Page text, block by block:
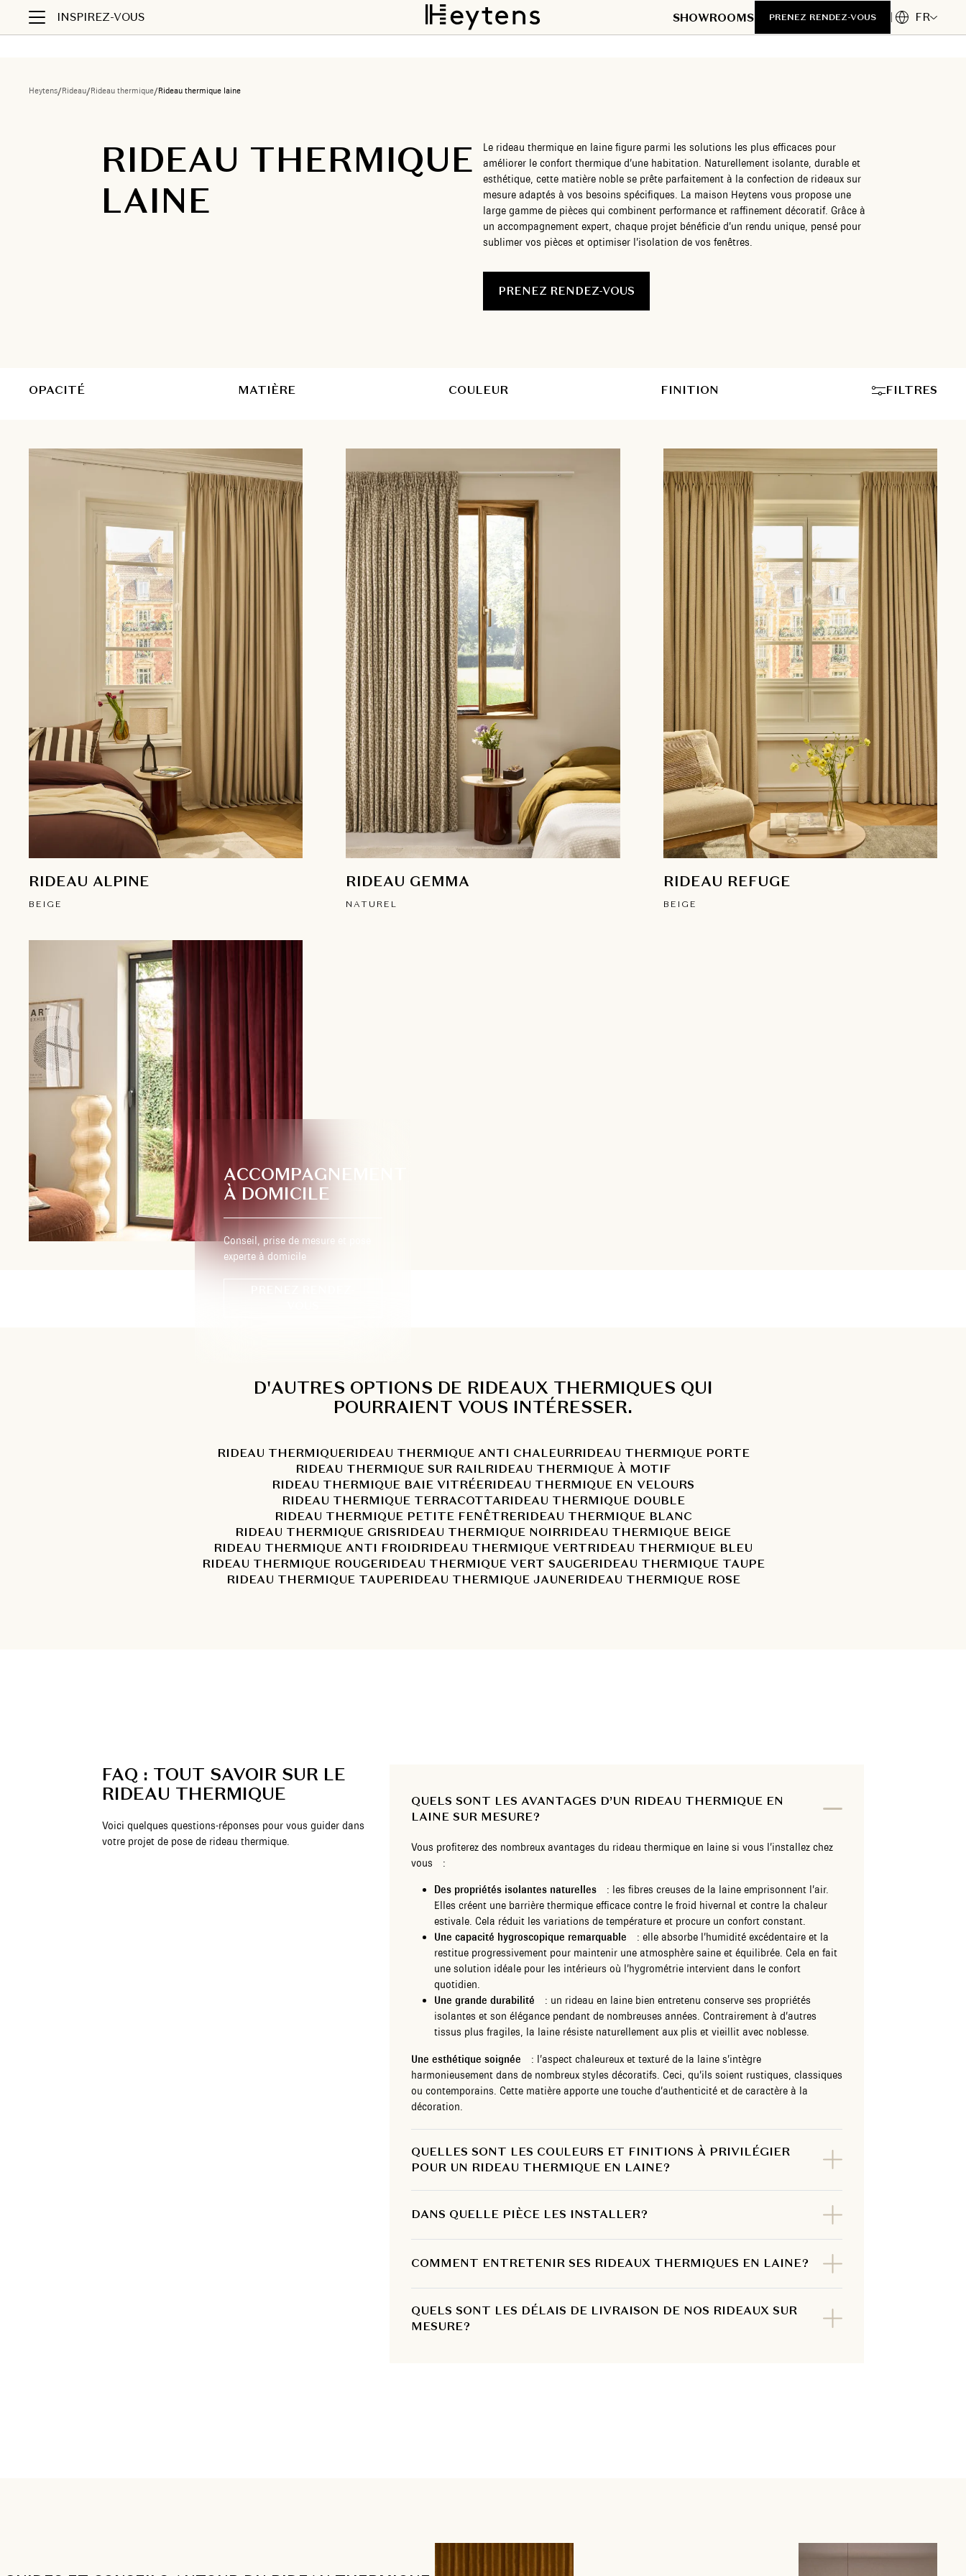
INSPIREZ-VOUS SHOWROOMS PRENEZ RENDEZ-VOUS FR
Heytens/Rideau/Rideau thermique/Rideau thermique laine
RIDEAU THERMIQUE
LAINE
Le rideau thermique en laine figure parmi les solutions les plus efficaces pour
améliorer le confort thermique d’une habitation. Naturellement isolante, durable et
esthétique, cette matière noble se prête parfaitement à la confection de rideaux sur
mesure adaptés à vos besoins spécifiques. La maison Heytens vous propose une
large gamme de pièces qui combinent performance et raffinement décoratif. Grâce à
un accompagnement expert, chaque projet bénéficie d’un rendu unique, pensé pour
sublimer vos pièces et optimiser l’isolation de vos fenêtres.
PRENEZ RENDEZ-VOUS
OPACITÉ MATIÈRE COULEUR FINITION FILTRES
RIDEAU ALPINE
BEIGE
RIDEAU GEMMA
NATUREL
RIDEAU REFUGE
BEIGE
ACCOMPAGNEMENT
À DOMICILE
Conseil, prise de mesure et pose
experte à domicile
D'AUTRES OPTIONS DE RIDEAUX THERMIQUES QUI
POURRAIENT VOUS INTÉRESSER.
RIDEAU THERMIQUERIDEAU THERMIQUE ANTI CHALEURRIDEAU THERMIQUE PORTE
RIDEAU THERMIQUE SUR RAILRIDEAU THERMIQUE À MOTIF
RIDEAU THERMIQUE BAIE VITRÉERIDEAU THERMIQUE EN VELOURS
RIDEAU THERMIQUE TERRACOTTARIDEAU THERMIQUE DOUBLE
RIDEAU THERMIQUE PETITE FENÊTRERIDEAU THERMIQUE BLANC
RIDEAU THERMIQUE GRISRIDEAU THERMIQUE NOIRRIDEAU THERMIQUE BEIGE
RIDEAU THERMIQUE ANTI FROIDRIDEAU THERMIQUE VERTRIDEAU THERMIQUE BLEU
RIDEAU THERMIQUE ROUGERIDEAU THERMIQUE VERT SAUGERIDEAU THERMIQUE TAUPE
RIDEAU THERMIQUE TAUPERIDEAU THERMIQUE JAUNERIDEAU THERMIQUE ROSE
FAQ : TOUT SAVOIR SUR LE
RIDEAU THERMIQUE
Voici quelques questions-réponses pour vous guider dans
votre projet de pose de rideau thermique.
QUELS SONT LES AVANTAGES D’UN RIDEAU THERMIQUE EN
LAINE SUR MESURE ?
Vous profiterez des nombreux avantages du rideau thermique en laine si vous l’installez chez
vous :
Des propriétés isolantes naturelles : les fibres creuses de la laine emprisonnent l’air.
Elles créent une barrière thermique efficace contre le froid hivernal et contre la chaleur
estivale. Cela réduit les variations de température et procure un confort constant.
Une capacité hygroscopique remarquable : elle absorbe l’humidité excédentaire et la
restitue progressivement pour maintenir une atmosphère saine et équilibrée. Cela en fait
une solution idéale pour les intérieurs où l’hygrométrie intervient dans le confort
quotidien.
Une grande durabilité : un rideau en laine bien entretenu conserve ses propriétés
isolantes et son élégance pendant de nombreuses années. Contrairement à d’autres
tissus plus fragiles, la laine résiste naturellement aux plis et vieillit avec noblesse.
Une esthétique soignée : l’aspect chaleureux et texturé de la laine s’intègre
harmonieusement dans de nombreux styles décoratifs. Ceci, qu’ils soient rustiques, classiques
ou contemporains. Cette matière apporte une touche d’authenticité et de caractère à la
décoration.
QUELLES SONT LES COULEURS ET FINITIONS À PRIVILÉGIER
POUR UN RIDEAU THERMIQUE EN LAINE ?
DANS QUELLE PIÈCE LES INSTALLER ?
COMMENT ENTRETENIR SES RIDEAUX THERMIQUES EN LAINE ?
QUELS SONT LES DÉLAIS DE LIVRAISON DE NOS RIDEAUX SUR
MESURE ?